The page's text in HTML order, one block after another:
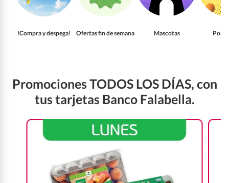
!Compra y despega! Ofertas fin de semana Mascotas
Promociones TODOS LOS DÍAS, con
tus tarjetas Banco Falabella.